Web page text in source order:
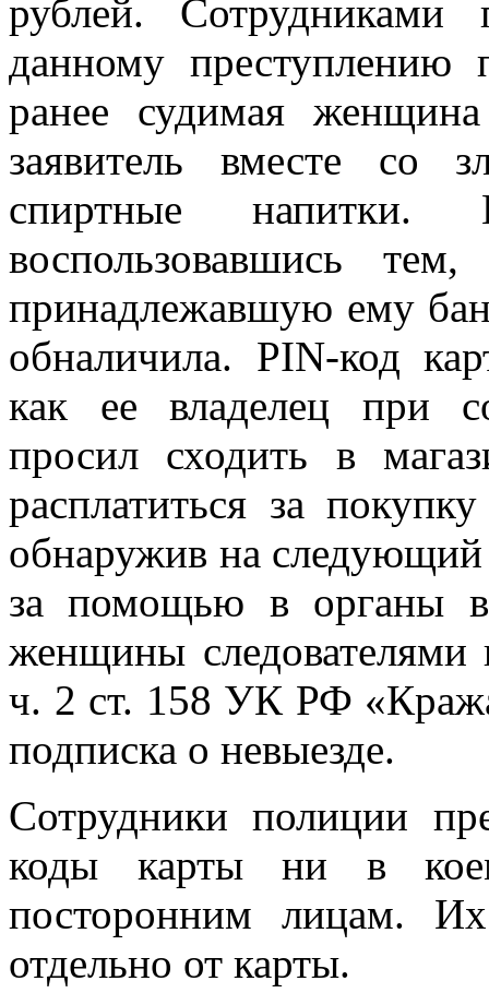
рублей. Сотрудниками
данному преступлению
ранее судимая
заявитель вместе со
спиртные напитки.
воспользовавшись
принадлежавшую ему
обналичила. PIN-код
как ее владелец при
просил сходить в
расплатиться за
обнаружив на следующий
за помощью в органы
женщины следователями
ч. 2 ст. 158 УК РФ
подписка о невыезде.
Сотрудники полиции
коды карты ни в коем
посторонним лицам.
отдельно от карты.